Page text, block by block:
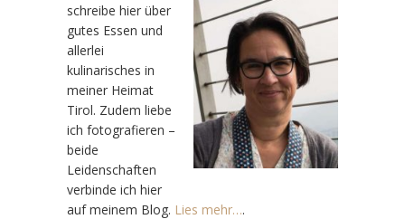
schreibe hier über
gutes Essen und
allerlei
kulinarisches in
meiner Heimat
Tirol. Zudem liebe
ich fotografieren –
beide
Leidenschaften
verbinde ich hier
auf meinem Blog. Lies mehr….